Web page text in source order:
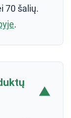
70 šalių.
.
▼